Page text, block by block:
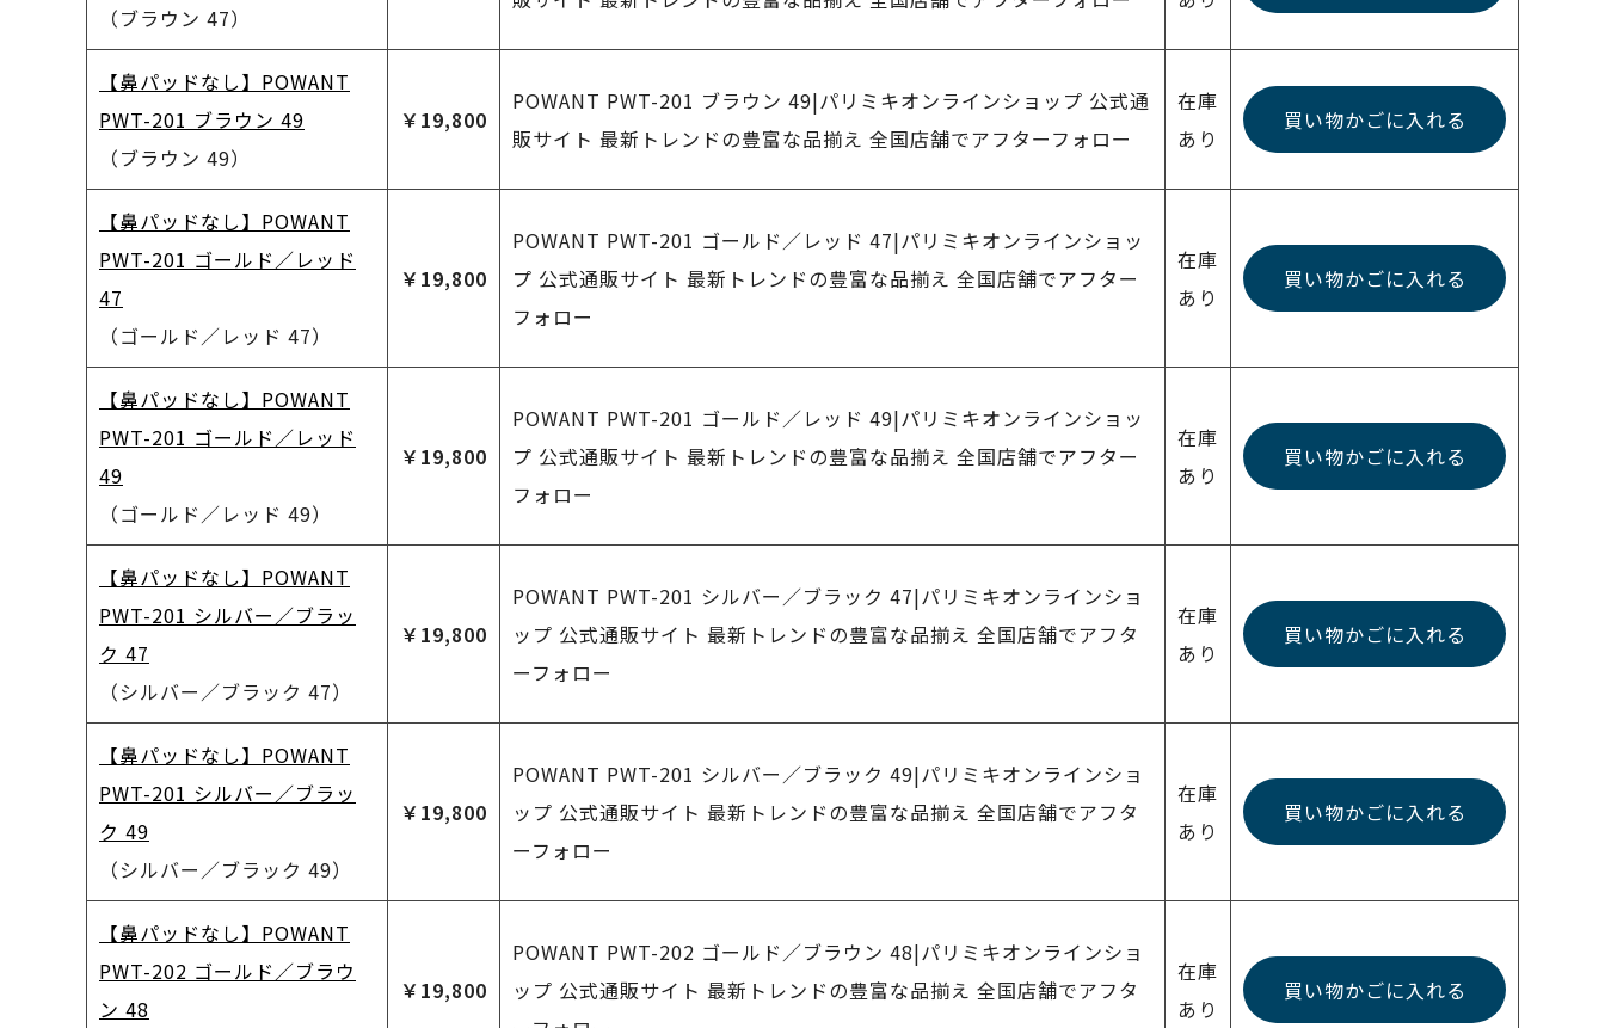
（ブラウン 47）
【鼻パッドなし】POWANT
PWT-201 ブラウン 49
（ブラウン 49）
￥19,800
POWANT PWT-201 ブラウン 49|パリミキオンラインショップ 公式通
販サイト 最新トレンドの豊富な品揃え 全国店舗でアフターフォロー
在庫
あり
買い物かごに入れる
【鼻パッドなし】POWANT
PWT-201 ゴールド／レッド
47
（ゴールド／レッド 47）
￥19,800
POWANT PWT-201 ゴールド／レッド 47|パリミキオンラインショッ
プ 公式通販サイト 最新トレンドの豊富な品揃え 全国店舗でアフター
フォロー
在庫
あり
買い物かごに入れる
【鼻パッドなし】POWANT
PWT-201 ゴールド／レッド
49
（ゴールド／レッド 49）
￥19,800
POWANT PWT-201 ゴールド／レッド 49|パリミキオンラインショッ
プ 公式通販サイト 最新トレンドの豊富な品揃え 全国店舗でアフター
フォロー
在庫
あり
買い物かごに入れる
【鼻パッドなし】POWANT
PWT-201 シルバー／ブラッ
ク 47
（シルバー／ブラック 47）
￥19,800
POWANT PWT-201 シルバー／ブラック 47|パリミキオンラインショ
ップ 公式通販サイト 最新トレンドの豊富な品揃え 全国店舗でアフタ
ーフォロー
在庫
あり
買い物かごに入れる
【鼻パッドなし】POWANT
PWT-201 シルバー／ブラッ
ク 49
（シルバー／ブラック 49）
￥19,800
POWANT PWT-201 シルバー／ブラック 49|パリミキオンラインショ
ップ 公式通販サイト 最新トレンドの豊富な品揃え 全国店舗でアフタ
ーフォロー
在庫
あり
買い物かごに入れる
【鼻パッドなし】POWANT
PWT-202 ゴールド／ブラウ
ン 48
￥19,800
POWANT PWT-202 ゴールド／ブラウン 48|パリミキオンラインショ
ップ 公式通販サイト 最新トレンドの豊富な品揃え 全国店舗でアフタ
在庫
あり
買い物かごに入れる